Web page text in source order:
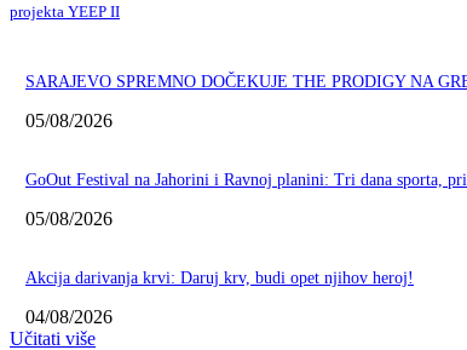
projekta YEEP II
SARAJEVO SPREMNO DOČEKUJE THE PRODIGY NA
05/08/2026
GoOut Festival na Jahorini i Ravnoj planini: Tri dana sporta,
05/08/2026
Akcija darivanja krvi: Daruj krv, budi opet njihov heroj!
04/08/2026
Učitati više